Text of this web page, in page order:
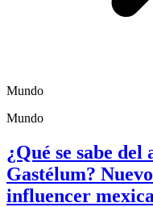
Mundo
Mundo
¿Qué se sabe del
Gastélum?
influencer